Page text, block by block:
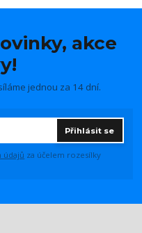
akce
jednou za 14 dní.
Přihlásit se
údajů za účelem rozesílky